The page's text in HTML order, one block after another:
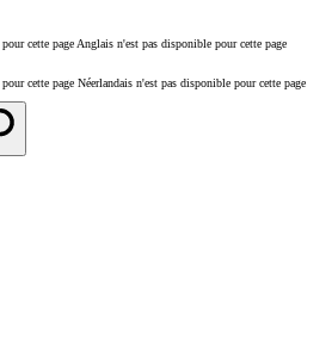
cette page Anglais n'est pas disponible pour cette page
cette page Néerlandais n'est pas disponible pour cette page